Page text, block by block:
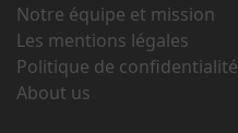
Notre équipe et mission
Les mentions légales
Politique de confidentialité
About us